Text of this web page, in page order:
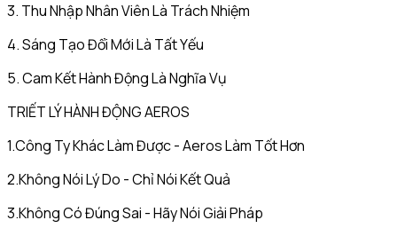
3. Thu Nhập Nhân Viên Là Trách Nhiệm
4. Sáng Tạo Đổi Mới Là Tất Yếu
5. Cam Kết Hành Động Là Nghĩa Vụ
TRIẾT LÝ HÀNH ĐỘNG AEROS
1.Công Ty Khác Làm Được - Aeros Làm Tốt Hơn
2.Không Nói Lý Do - Chỉ Nói Kết Quả
3.Không Có Đúng Sai - Hãy Nói Giải Pháp